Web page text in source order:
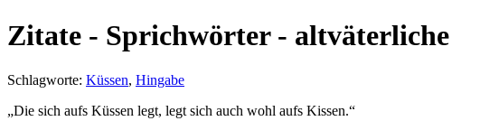
Zitate - Sprichwörter - altväterliche
Schlagworte: Küssen, Hingabe
„Die sich aufs Küssen legt, legt sich auch wohl aufs Kissen.“